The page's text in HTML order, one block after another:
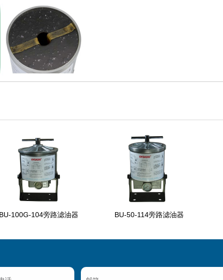
BU-50-114旁路滤油器 BU-100-104旁路滤油器